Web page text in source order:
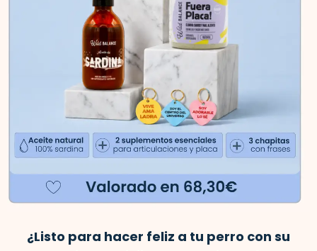
¿Listo para hacer feliz a tu perro con su